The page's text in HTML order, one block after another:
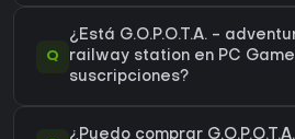
Q
¿Está G.O.P.O.T.A. -
railway station en PC
suscripciones?
¿Puedo comprar